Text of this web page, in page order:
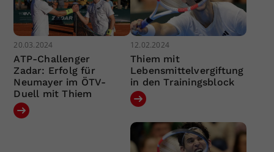
20.03.2024
ATP-Challenger
Zadar: Erfolg für
Neumayer im ÖTV-
Duell mit Thiem
12.02.2024
Thiem mit
Lebensmittelvergiftung
in den Trainingsblock